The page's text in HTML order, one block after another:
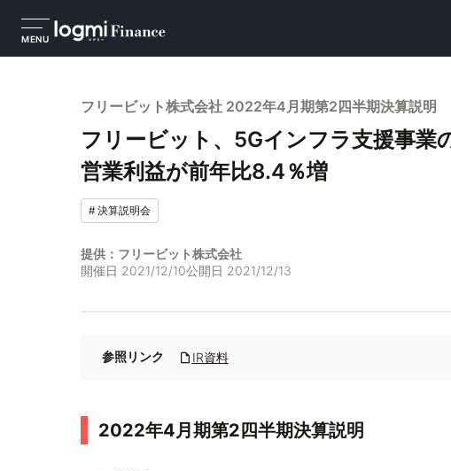
MENU
フリービット株式会社 2022年4月期第2四半期決算説明
フリービット、5Gインフラ支援事業
営業利益が前年比8.4％増
#決算説明会
提供：フリービット株式会社
開催日 2021/12/10公開日 2021/12/13
参照リンク IR資料
2022年4月期第2四半期決算説明